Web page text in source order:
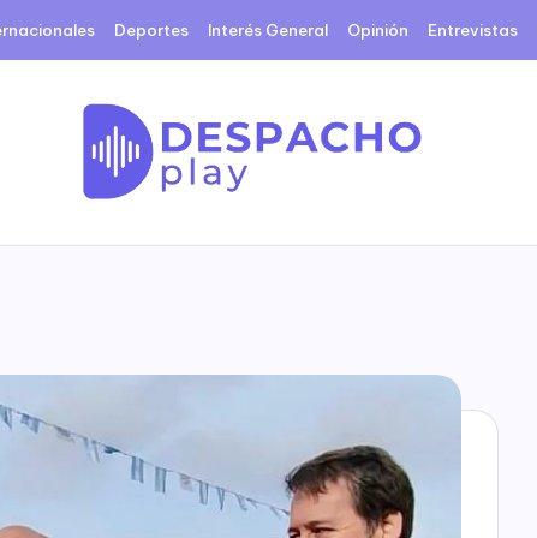
Deportes Interés General Opinión Entrevistas
D
p
a